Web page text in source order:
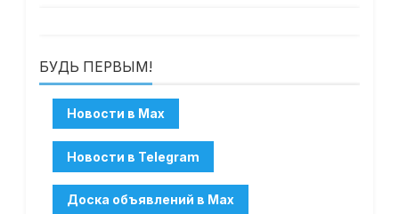
БУДЬ ПЕРВЫМ!